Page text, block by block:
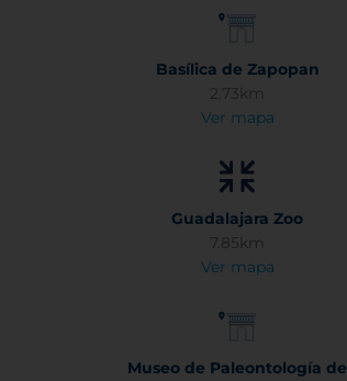
Basílica de Zapopan
2.73km
Ver mapa
Guadalajara Zoo
7.85km
Ver mapa
Museo de Paleontología de